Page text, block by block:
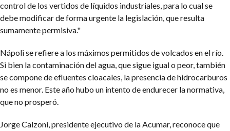
control de los vertidos de líquidos industriales, para lo cual se
debe modificar de forma urgente la legislación, que resulta
sumamente permisiva."
Nápoli se refiere a los máximos permitidos de volcados en el río.
Si bien la contaminación del agua, que sigue igual o peor, también
se compone de efluentes cloacales, la presencia de hidrocarburos
no es menor. Este año hubo un intento de endurecer la normativa,
que no prosperó.
Jorge Calzoni, presidente ejecutivo de la Acumar, reconoce que